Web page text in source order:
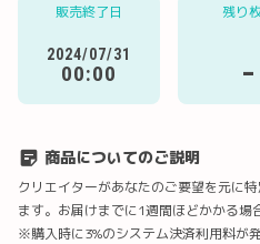
販売終了日
2024/07/31
00:00
残り
-
商品についてのご説明
クリエイターがあなたのご要望を元に
ます。お届けまでに1週間ほどかかる場
※購入時に3%のシステム決済利用料が
URLコピー